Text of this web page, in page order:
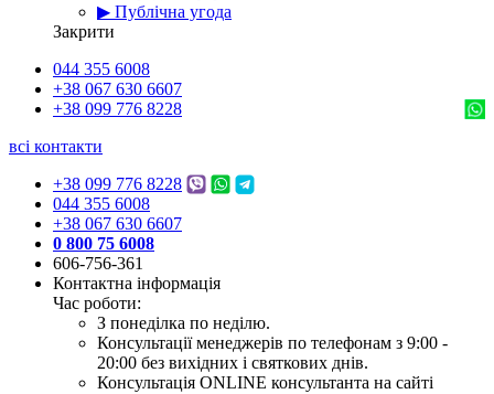
▶ Публічна угода
Закрити
044 355 6008
+38 067 630 6607
+38 099 776 8228
всі контакти
+38 099 776 8228
044 355 6008
+38 067 630 6607
0 800 75 6008
606-756-361
Контактна інформація
Час роботи:
З понеділка по неділю.
Консультації менеджерів по телефонам з 9:00 -
20:00 без вихідних і святкових днів.
Консультація ONLINE консультанта на сайті